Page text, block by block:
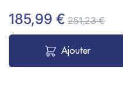
185,99 € 251,23 €
Ajouter